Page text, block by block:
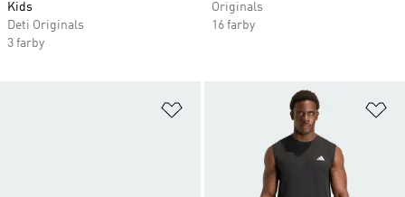
Kids
Deti Originals
3 farby
Originals
16 farby
Pridať do zoznamu želaných